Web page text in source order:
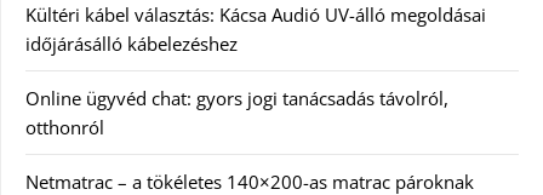
Kültéri kábel választás: Kácsa Audió UV-álló megoldásai
időjárásálló kábelezéshez
Online ügyvéd chat: gyors jogi tanácsadás távolról,
otthonról
Netmatrac – a tökéletes 140×200-as matrac pároknak